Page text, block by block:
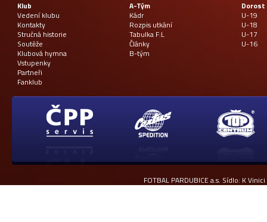
Klub
Vedení klubu
Kontakty
Stručná historie
Soutěže
Klubová hymna
Vstupenky
Partneři
Fanklub
A-Tým
Kádr
Rozpis utkání
Tabulka F:L
Články
B-tým
Dorost
U-19
U-18
U-17
U-16
FOTBAL PARDUBICE a.s. Sídlo: K